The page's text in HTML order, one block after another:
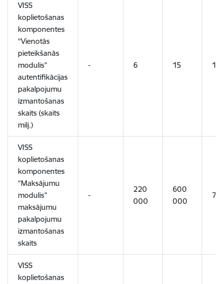
VISS
koplietošanas
komponentes
“Vienotās
pieteikšanās
modulis”
autentifikācijas
pakalpojumu
izmantošanas
skaits (skaits
milj.)
- 6 15 18
VISS
koplietošanas
komponentes
“Maksājumu
modulis”
maksājumu
pakalpojumu
izmantošanas
skaits
-
220
000
600
000
VISS
koplietošanas